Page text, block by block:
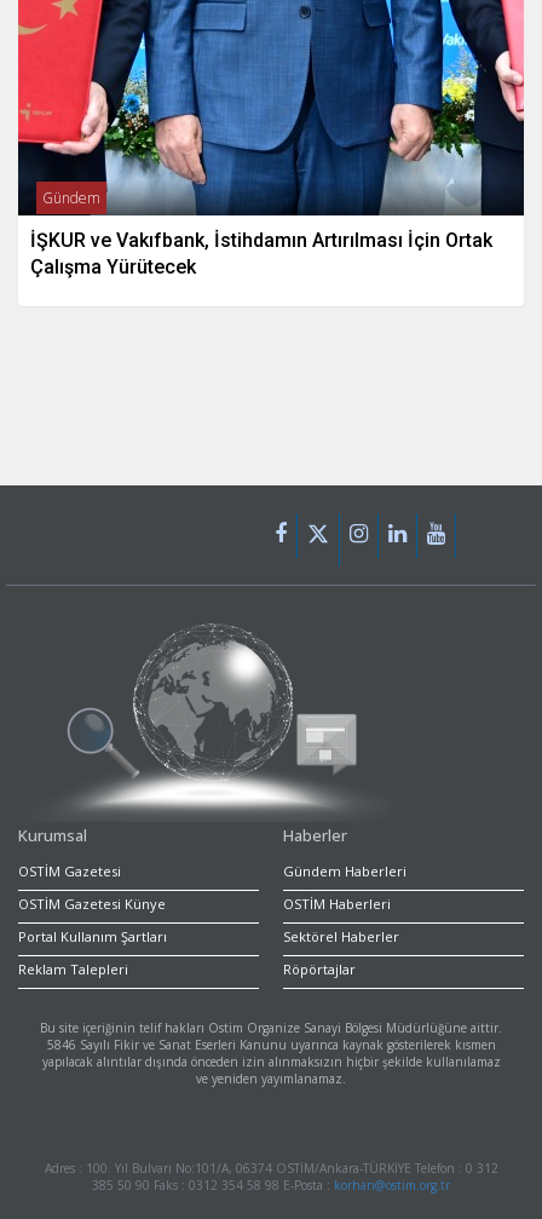
Gündem
İŞKUR ve Vakıfbank, İstihdamın Artırılması İçin Ortak
Çalışma Yürütecek
Kurumsal
OSTİM Gazetesi
OSTİM Gazetesi Künye
Portal Kullanım Şartları
Reklam Talepleri
Haberler
Gündem Haberleri
OSTİM Haberleri
Sektörel Haberler
Röpörtajlar
Bu site içeriğinin telif hakları Ostim Organize Sanayi Bölgesi Müdürlüğüne aittir.
5846 Sayılı Fikir ve Sanat Eserleri Kanunu uyarınca kaynak gösterilerek kısmen
yapılacak alıntılar dışında önceden izin alınmaksızın hiçbir şekilde kullanılamaz
ve yeniden yayımlanamaz.
Adres : 100. Yıl Bulvarı No:101/A, 06374 OSTİM/Ankara-TÜRKİYE Telefon : 0 312
385 50 90 Faks : 0312 354 58 98 E-Posta : korhan@ostim.org.tr